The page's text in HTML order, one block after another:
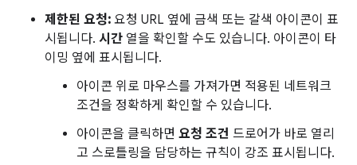
제한된 요청: 요청 URL 옆에 금색 또는 갈색 아이콘이 표
시됩니다. 시간 열을 확인할 수도 있습니다. 아이콘이 타
이밍 옆에 표시됩니다.
아이콘 위로 마우스를 가져가면 적용된 네트워크
조건을 정확하게 확인할 수 있습니다.
아이콘을 클릭하면 요청 조건 드로어가 바로 열리
고 스로틀링을 담당하는 규칙이 강조 표시됩니다.